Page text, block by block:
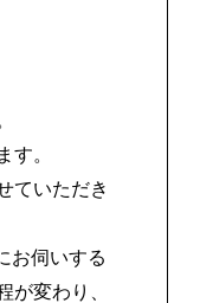
す。
ていただき
お伺いする
が変わり、